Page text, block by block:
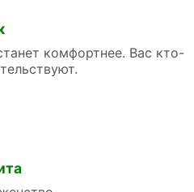
комфортнее. Вас кто-